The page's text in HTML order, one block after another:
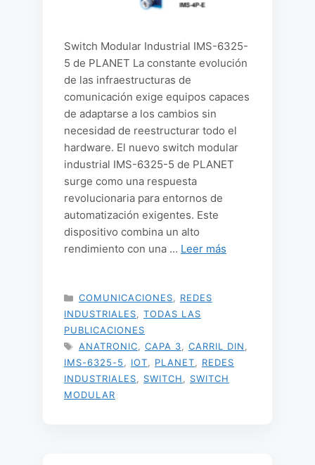
Switch Modular Industrial IMS-6325-
5 de PLANET La constante evolución
de las infraestructuras de
comunicación exige equipos capaces
de adaptarse a los cambios sin
necesidad de reestructurar todo el
hardware. El nuevo switch modular
industrial IMS-6325-5 de PLANET
surge como una respuesta
revolucionaria para entornos de
automatización exigentes. Este
dispositivo combina un alto
rendimiento con una … Leer más
CATEGORÍAS
COMUNICACIONES
REDES
INDUSTRIALES
TODAS LAS
PUBLICACIONES
ETIQUETAS
ANATRONIC CAPA 3 CARRIL DIN
IMS-6325-5
IOT PLANET
REDES
INDUSTRIALES
SWITCH
SWITCH
MODULAR